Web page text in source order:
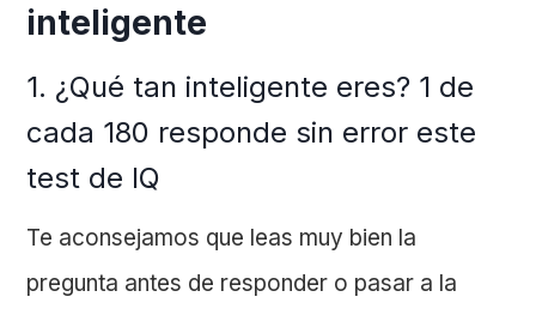
inteligente
1. ¿Qué tan inteligente eres? 1 de
cada 180 responde sin error este
test de IQ
Te aconsejamos que leas muy bien la
pregunta antes de responder o pasar a la